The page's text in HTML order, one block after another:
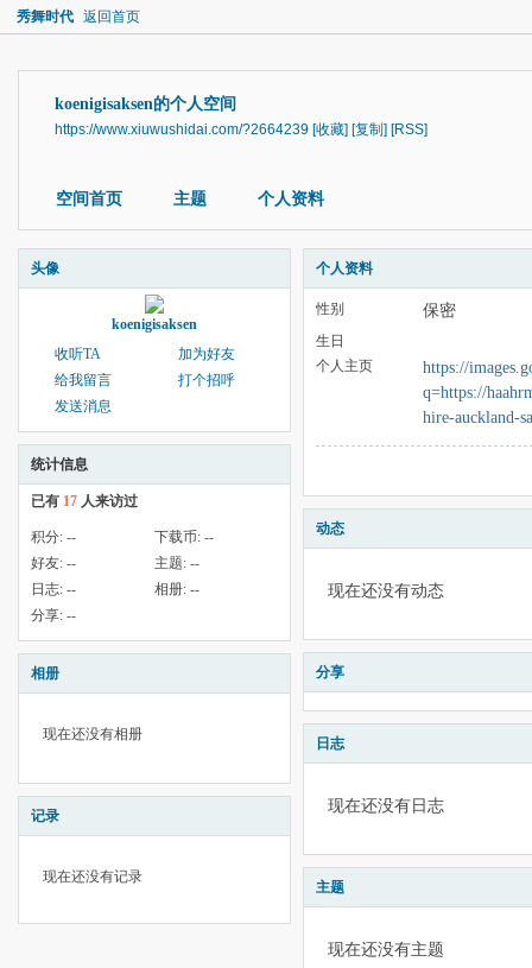
秀舞时代 返回首页
koenigisaksen的个人空间
https://www.xiuwushidai.com/?2664239 [收藏] [复制] [RSS]
空间首页 主题 个人资料
头像
koenigisaksen
收听TA
加为好友
给我留言
打个招呼
发送消息
统计信息
已有 17 人来访过
积分: -- 下载币: --
好友: -- 主题: --
日志: -- 相册: --
分享: --
相册
现在还没有相册
记录
现在还没有记录
个人资料
性别 保密
生日
个人主页
https://
q=https://
hire-auckland-
动态
现在还没有动态
分享
日志
现在还没有日志
主题
现在还没有主题